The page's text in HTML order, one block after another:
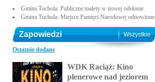
Gmina Tuchola: Publiczne toalety w nowej odsłonie
Gmina Tuchola: Miejsce Pamięci Narodowej odnowione
Zapowiedzi Wszystkie
Ostatnio dodane
WDK Raciąż: Kino
plenerowe nad jeziorem